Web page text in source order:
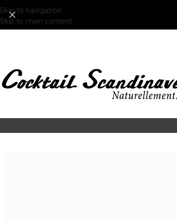
Skip to navigation
Skip to main content